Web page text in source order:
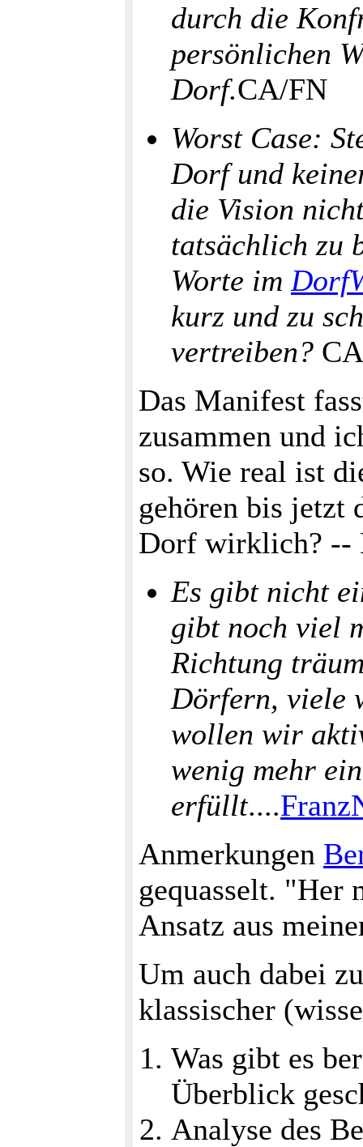
durch die
persönlichen
Dorf.CA/FN
Worst Case:
Dorf und
die Vision
tatsächlich zu
Worte im
kurz und zu
vertreiben?
Das Manifest
zusammen und
so. Wie real ist
gehören bis jetzt
Dorf wirklich? --
Es gibt nicht
gibt noch viel
Richtung
Dörfern, viele
wollen wir
wenig mehr
erfüllt....
Anmerkungen
gequasselt.
Ansatz aus
Um auch dabei
klassischer
Was gibt es
Überblick
Analyse des